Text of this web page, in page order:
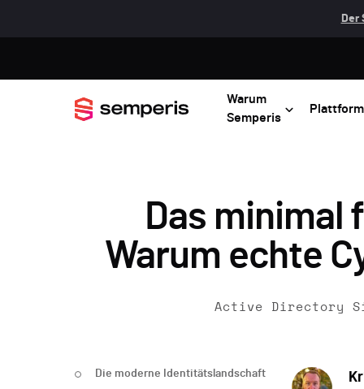
Der
Warum
Semperis
Plattform
Das minimal
Warum echte
Active Directory
Die moderne Identitätslandschaft